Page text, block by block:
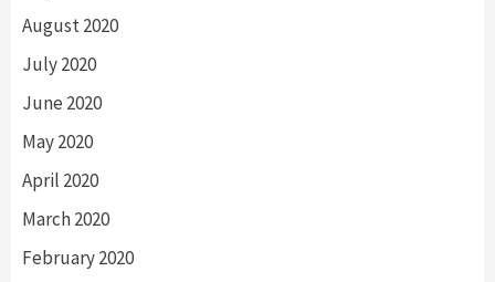
August 2020
July 2020
June 2020
May 2020
April 2020
March 2020
February 2020